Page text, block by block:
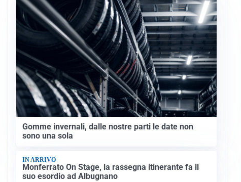
Gomme invernali, dalle nostre parti le date non
sono una sola
IN ARRIVO
Monferrato On Stage, la rassegna itinerante fa il
suo esordio ad Albugnano